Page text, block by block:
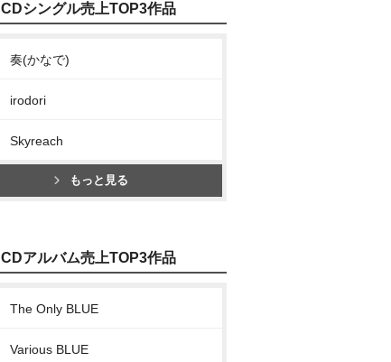
CDシングル売上TOP3作品
奏(かなで)
irodori
Skyreach
もっと見る
CDアルバム売上TOP3作品
The Only BLUE
Various BLUE